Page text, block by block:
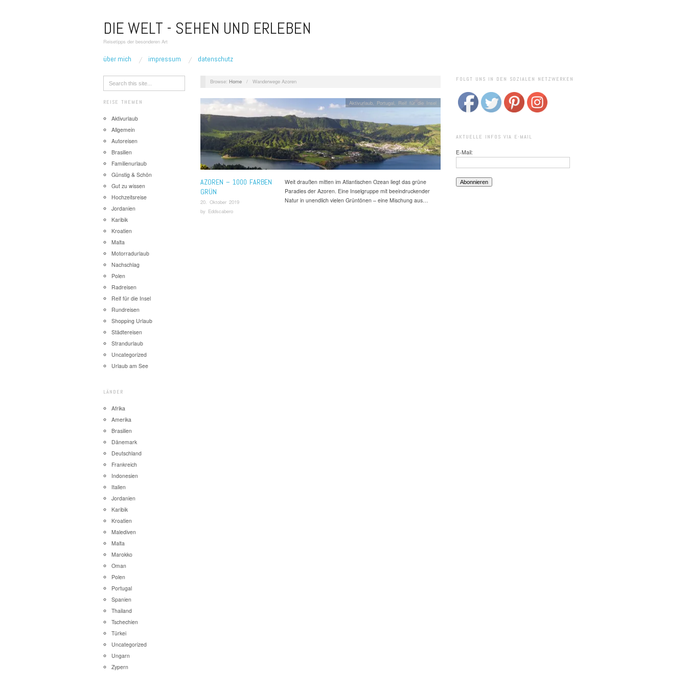
DIE WELT - SEHEN UND ERLEBEN
Reisetipps der besonderen Art
über mich impressum datenschutz
REISE THEMEN
Aktivurlaub
Allgemein
Autoreisen
Brasilien
Familienurlaub
Günstig & Schön
Gut zu wissen
Hochzeitsreise
Jordanien
Karibik
Kroatien
Malta
Motorradurlaub
Nachschlag
Polen
Radreisen
Reif für die Insel
Rundreisen
Shopping Urlaub
Städtereisen
Strandurlaub
Uncategorized
Urlaub am See
LÄNDER
Afrika
Amerika
Brasilien
Dänemark
Deutschland
Frankreich
Indonesien
Italien
Jordanien
Karibik
Kroatien
Malediven
Malta
Marokko
Oman
Polen
Portugal
Spanien
Thailand
Tschechien
Türkei
Uncategorized
Ungarn
Zypern
Browse: Home / Wanderwege Azoren
AZOREN – 1000 FARBEN
GRÜN
20. Oktober 2019
by Eddscabero
Aktivurlaub Portugal Reif für die Insel
Weit draußen mitten im Atlantischen Ozean liegt das grüne
Paradies der Azoren. Eine Inselgruppe mit beeindruckender
Natur in unendlich vielen Grüntönen – eine Mischung aus…
FOLGT UNS IN DEN SOZIALEN NETZWERKEN
AKTUELLE INFOS VIA E-MAIL
E-Mail: